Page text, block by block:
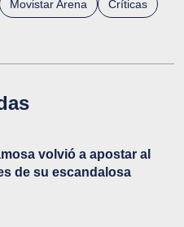
Movistar Arena Críticas
volvió a apostar al
de su escandalosa